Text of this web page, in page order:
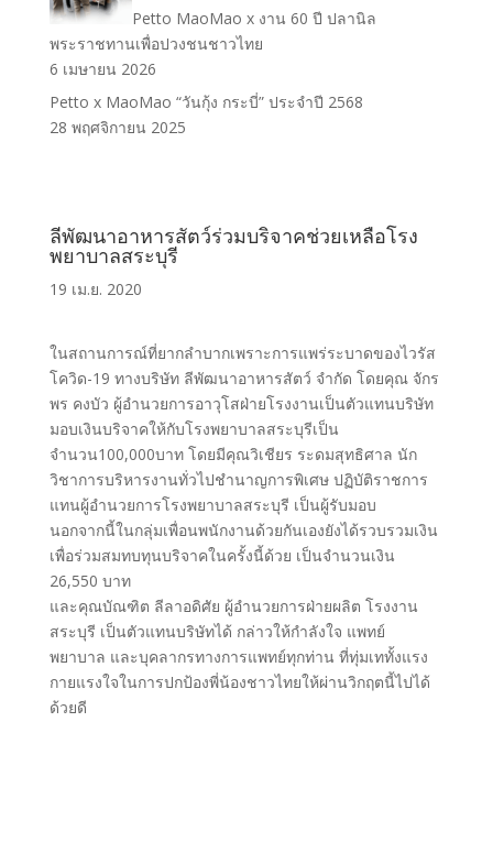
Petto MaoMao x งาน 60 ปี ปลานิล
พระราชทานเพื่อปวงชนชาวไทย
6 เมษายน 2026
Petto x MaoMao “วันกุ้ง กระบี่” ประจำปี 2568
28 พฤศจิกายน 2025
ลีพัฒนาอาหารสัตว์ร่วมบริจาคช่วยเหลือโรง
พยาบาลสระบุรี
19 เม.ย. 2020
ในสถานการณ์ที่ยากลำบากเพราะการแพร่ระบาดของไวรัส
โควิด-19 ทางบริษัท ลีพัฒนาอาหารสัตว์ จำกัด โดยคุณ จักร
พร คงบัว ผู้อำนวยการอาวุโสฝ่ายโรงงานเป็นตัวแทนบริษัท
มอบเงินบริจาคให้กับโรงพยาบาลสระบุรีเป็น
จำนวน100,000บาท โดยมีคุณวิเชียร ระดมสุทธิศาล นัก
วิชาการบริหารงานทั่วไปชำนาญการพิเศษ ปฏิบัติราชการ
แทนผู้อำนวยการโรงพยาบาลสระบุรี เป็นผู้รับมอบ
นอกจากนี้ในกลุ่มเพื่อนพนักงานด้วยกันเองยังได้รวบรวมเงิน
เพื่อร่วมสมทบทุนบริจาคในครั้งนี้ด้วย เป็นจำนวนเงิน
26,550 บาท
และคุณบัณฑิต ลีลาอดิศัย ผู้อำนวยการฝ่ายผลิต โรงงาน
สระบุรี เป็นตัวแทนบริษัทได้ กล่าวให้กำลังใจ แพทย์
พยาบาล และบุคลากรทางการแพทย์ทุกท่าน ที่ทุ่มเททั้งแรง
กายแรงใจในการปกป้องพี่น้องชาวไทยให้ผ่านวิกฤตนี้ไปได้
ด้วยดี